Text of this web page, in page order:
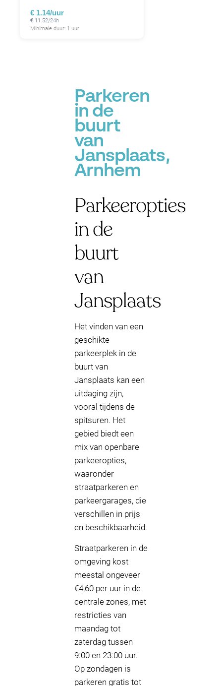
€ 1.14/uur
€ 11.52/24h
Minimale duur: 1 uur
Parkeren
in de
buurt
van
Jansplaats,
Arnhem
Parkeeropties
in de
buurt
van
Jansplaats
Het vinden van een
geschikte
parkeerplek in de
buurt van
Jansplaats kan een
uitdaging zijn,
vooral tijdens de
spitsuren. Het
gebied biedt een
mix van openbare
parkeeropties,
waaronder
straatparkeren en
parkeergarages, die
verschillen in prijs
en beschikbaarheid.
Straatparkeren in de
omgeving kost
meestal ongeveer
€4,60 per uur in de
centrale zones, met
restricties van
maandag tot
zaterdag tussen
9:00 en 23:00 uur.
Op zondagen is
parkeren gratis tot